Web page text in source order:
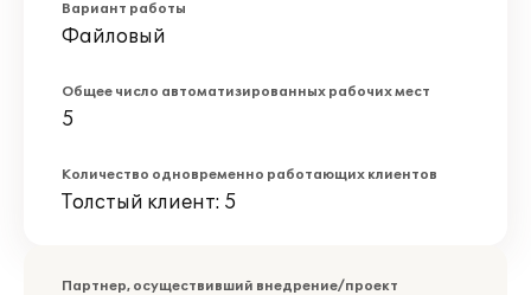
Вариант работы
Файловый
Общее число автоматизированных рабочих мест
5
Количество одновременно работающих клиентов
Толстый клиент: 5
Партнер, осуществивший внедрение/проект